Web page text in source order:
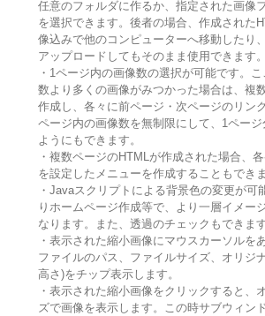
任意のフォルダに作るか、指定された画像
を選択できます。後者の場合、作成された
像込みで他のコンピューターへ移動したり
アップロードしてもそのまま使用できます。
・1ページ内の画像数の選択が可能です。
数より多くの画像がみつかった場合は、複
作成し、各々に前ページ・次ページのリン
ページ内の画像数を無制限にして、1ペー
ようにもできます。
・複数ページのHTMLが作成された場合、
を設定したメニューを作成することもできま
・Javaスクリプトによる背景色の変更が可
りホームページ作成等で、より一層イメー
なります。また、透過のチェックもできます
・表示された縮小画像にマウスカーソルを
ファイルのパス、ファイルサイズ、オリジ
高さ)をチップ表示します。
・表示された縮小画像をクリックすると、
ズで画像を表示します。この時サブウィン